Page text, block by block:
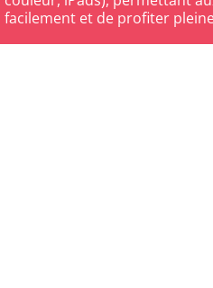
facilement et de profiter